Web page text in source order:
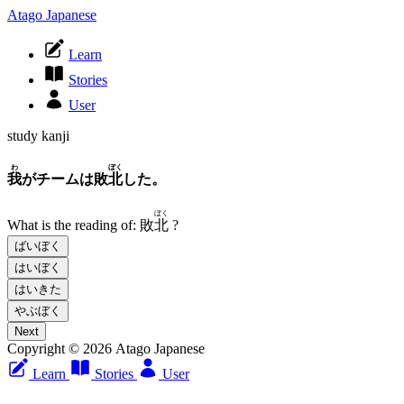
Atago Japanese
Learn
Stories
User
study kanji
我
わ
がチームは敗北
ぼく
した。
What is the reading of: 敗北
ぼく
?
ばいぼく
はいぼく
はいきた
やぶぼく
Next
Copyright © 2026 Atago Japanese
Learn
Stories User